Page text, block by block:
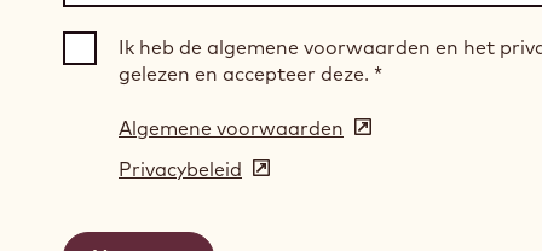
Ik heb de algemene voorwaarden en het
gelezen en accepteer deze. *
Algemene voorwaarden (opens
Privacybeleid (opens